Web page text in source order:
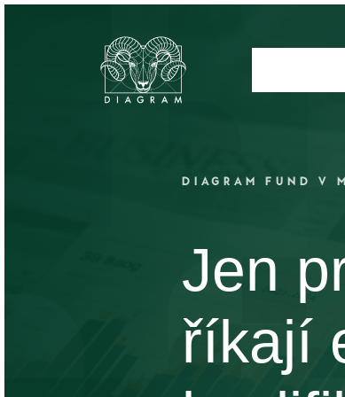
DIAGRAM FUND V
Jen
říkají